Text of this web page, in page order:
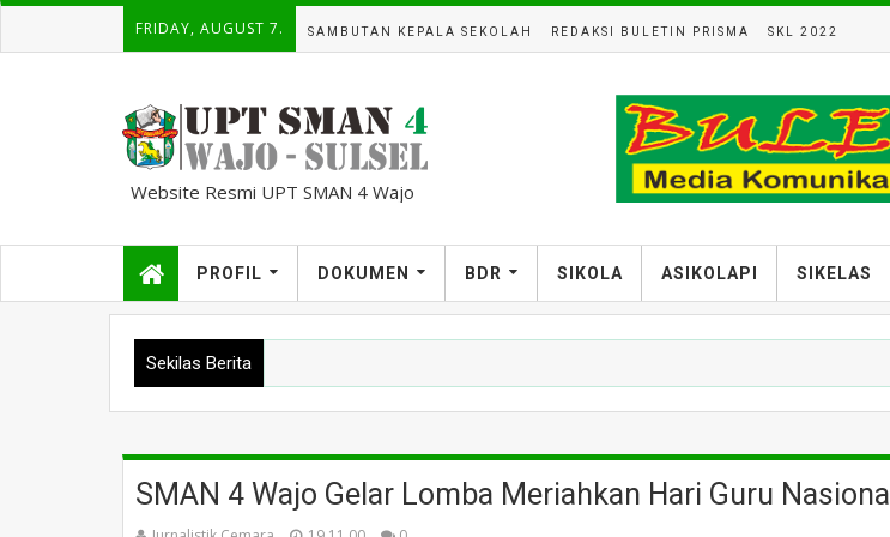
FRIDAY, AUGUST 7. SAMBUTAN KEPALA SEKOLAH REDAKSI BULETIN PRISMA SKL 2022
Website Resmi UPT SMAN 4 Wajo
PROFIL DOKUMEN BDR SIKOLA ASIKOLAPI SIKELAS
Sekilas Berita
SMAN 4 Wajo Gelar Lomba Meriahkan Hari Guru Nasional